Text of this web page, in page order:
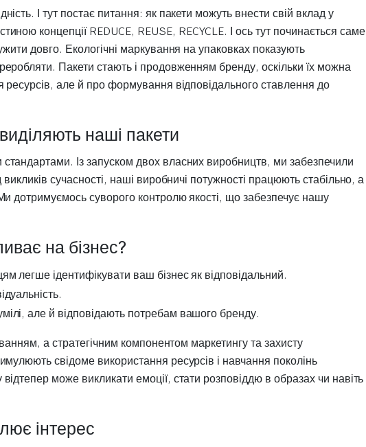
І тут постає питання: як пакети можуть внести свій вклад у
концепції REDUCE, REUSE, RECYCLE. І ось тут починається саме
довго. Екологічні маркування на упаковках показують
Пакети стають і продовженням бренду, оскільки їх можна
але й про формування відповідального ставлення до
наші пакети
Із запуском двох власних виробництв, ми забезпечили
сучасності, наші виробничі потужності працюють стабільно, а
дотримуємось суворого контролю якості, що забезпечує нашу
на бізнес?
легше ідентифікувати ваш бізнес як відповідальний.
але й відповідають потребам вашого бренду.
а стратегічним компонентом маркетингу та захисту
свідоме використання ресурсів і навчання поколінь
може викликати емоції, стати розповіддю в образах чи навіть
інтерес